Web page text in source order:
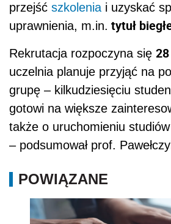
przejść szkolenia i uzyskać
uprawnienia, m.in. tytuł
Rekrutacja rozpoczyna się
uczelnia planuje przyjąć na
grupę – kilkudziesięciu
gotowi na większe
także o uruchomieniu
– podsumował prof.
POWIĄZANE